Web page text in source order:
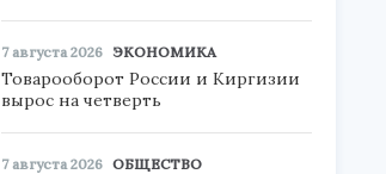
7 августа 2026 ЭКОНОМИКА
Товарооборот России и Киргизии
вырос на четверть
7 августа 2026 ОБЩЕСТВО